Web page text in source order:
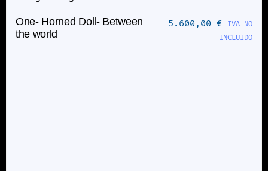
One- Horned Doll- Between
the world
5.600,00 €
IVA NO
INCLUIDO